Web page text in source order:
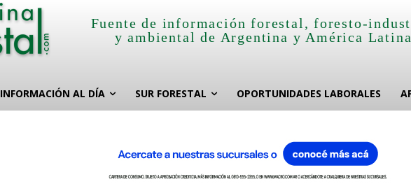
Fuente de información forestal, foresto-
y ambiental de Argentina y América
INFORMACIÓN AL DÍA SUR FORESTAL OPORTUNIDADES LABORALES